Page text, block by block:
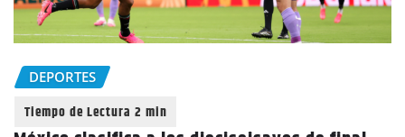
DEPORTES